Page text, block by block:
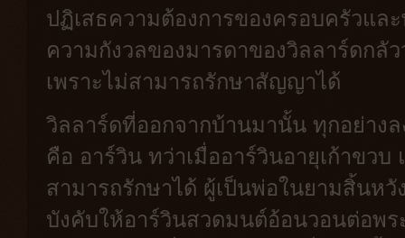
ปฏิเสธความต้องการของครอบครัวแล
ความกังวลของมารดาของวิลลาร์ดกลั
เพราะไม่สามารถรักษาสัญญาได้
วิลลาร์ดที่ออกจากบ้านมานั้น ทุกอย่างล
คือ อาร์วิน ทว่าเมื่ออาร์วินอายุเก้าขวบ
สามารถรักษาได้ ผู้เป็นพ่อในยามสิ้นห
บังคับให้อาร์วินสวดมนต์อ้อนวอนต่อพร